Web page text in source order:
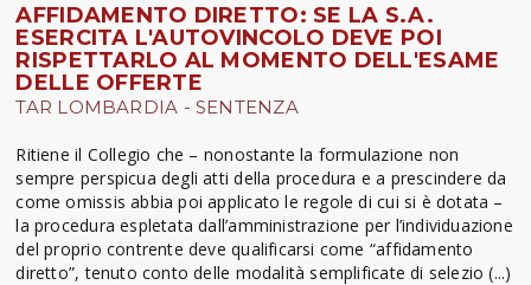
AFFIDAMENTO DIRETTO: SE LA S.A.
ESERCITA L'AUTOVINCOLO DEVE POI
RISPETTARLO AL MOMENTO DELL'ESAME
DELLE OFFERTE
TAR LOMBARDIA - SENTENZA
Ritiene il Collegio che – nonostante la formulazione non
sempre perspicua degli atti della procedura e a prescindere da
come omissis abbia poi applicato le regole di cui si è dotata –
la procedura espletata dall’amministrazione per l’individuazione
del proprio contrente deve qualificarsi come “affidamento
diretto”, tenuto conto delle modalità semplificate di selezio (...)